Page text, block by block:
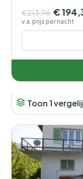
€213,96 €
v.a. prijs per nacht
Toon 1